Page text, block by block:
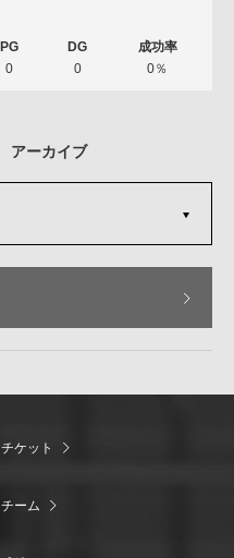
0 0 0％
アーカイブ
チケット
チーム